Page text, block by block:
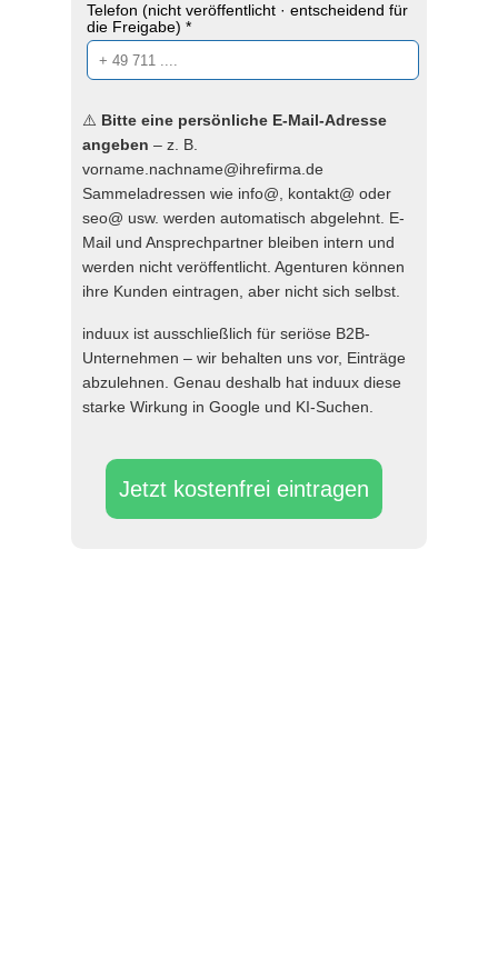
Telefon (nicht veröffentlicht · entscheidend für
die Freigabe) *
Jetzt kostenfrei eintragen
⚠️ Bitte eine persönliche E-Mail-Adresse
angeben – z. B.
vorname.nachname@ihrefirma.de
Sammeladressen wie info@, kontakt@ oder
seo@ usw. werden automatisch abgelehnt. E-
Mail und Ansprechpartner bleiben intern und
werden nicht veröffentlicht. Agenturen können
ihre Kunden eintragen, aber nicht sich selbst.
induux ist ausschließlich für seriöse B2B-
Unternehmen – wir behalten uns vor, Einträge
abzulehnen. Genau deshalb hat induux diese
starke Wirkung in Google und KI-Suchen.